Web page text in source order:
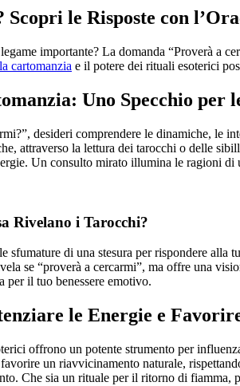
le Risposte con
importante? La domanda “Proverà a
cartomanzia e il potere dei rituali esoterici
Uno Specchio per
desideri comprendere le dinamiche, le
attraverso la lettura dei tarocchi o delle
Un consulto mirato illumina le ragioni
Rivelano i Tarocchi?
sfumature di una stesura per rispondere
se “proverà a cercarmi”, ma offre una
per il tuo benessere emotivo.
le Energie e
offrono un potente strumento per
un riavvicinamento naturale,
Che sia un rituale per il ritorno di fiamma,